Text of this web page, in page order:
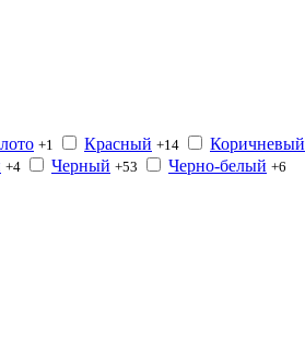
+1 Красный +14 Коричневый
+4 Черный +53 Черно-белый +6